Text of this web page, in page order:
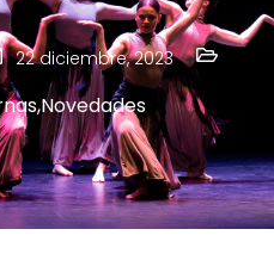
22 diciembre, 2023
,Novedades